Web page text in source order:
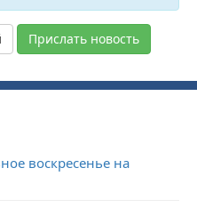
Прислать новость
воскресенье на